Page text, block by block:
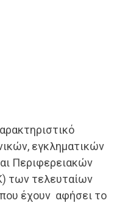
εγκληματικών
Περιφερειακών
των τελευταίων
έχουν αφήσει το